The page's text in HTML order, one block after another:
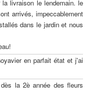
livraison le lendemain. le
arrivés, impeccablement
dans le jardin et nous
en parfait état et j'ai
la 2è année des fleurs